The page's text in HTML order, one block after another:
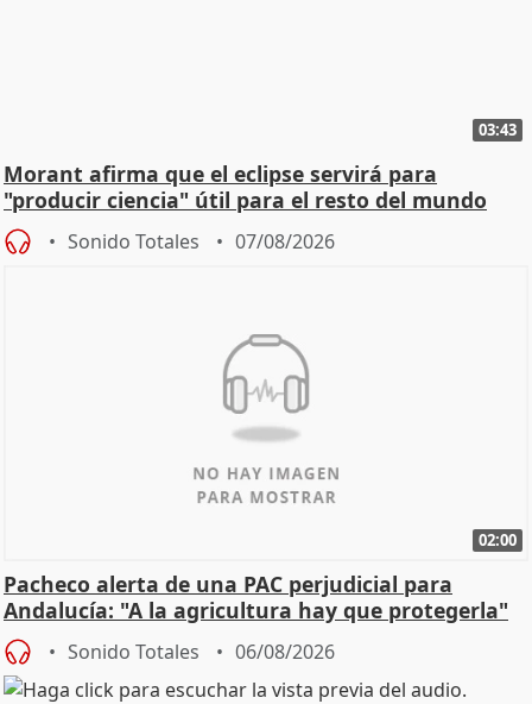
03:43
Morant afirma que el eclipse servirá para
"producir ciencia" útil para el resto del mundo
Sonido Totales 07/08/2026
02:00
Pacheco alerta de una PAC perjudicial para
Andalucía: "A la agricultura hay que protegerla"
Sonido Totales 06/08/2026